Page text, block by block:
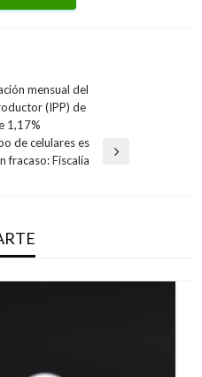
mensual del
(IPP) de
1,17%
de celulares es
fracaso: Fiscalía